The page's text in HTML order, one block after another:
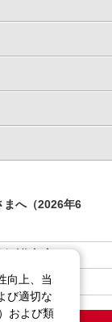
まへ（2026年6
ップ
向上、当
び適切な
および類